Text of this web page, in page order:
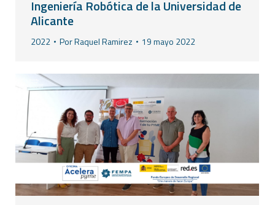
Ingeniería Robótica de la Universidad de
Alicante
2022 PorRaquel Ramirez 19 mayo 2022